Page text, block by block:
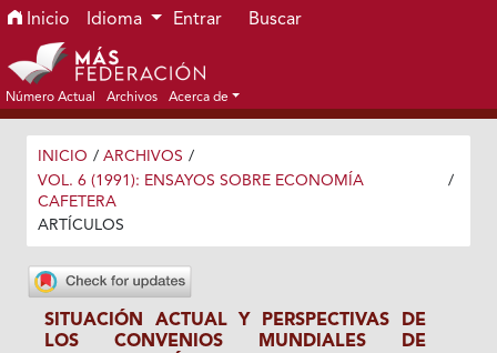
Ir al menú de navegación principal
Ir al contenido principal
Ir al pie de página del sitio
Inicio Idioma Entrar Buscar
Número Actual Archivos Acerca de
INICIO / ARCHIVOS /
VOL. 6 (1991): ENSAYOS SOBRE ECONOMÍA
CAFETERA
/
ARTÍCULOS
SITUACIÓN ACTUAL Y PERSPECTIVAS DE
LOS CONVENIOS MUNDIALES DE